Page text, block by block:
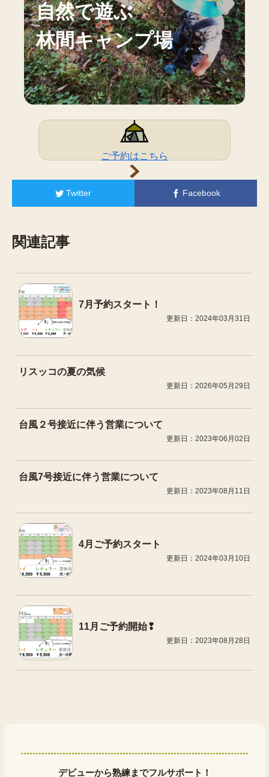
自然で遊ぶ
林間キャンプ場
ご予約はこちら
Twitter Facebook
関連記事
7月予約スタート！
更新日：2024年03月31日
リスッコの夏の気候
更新日：2026年05月29日
台風２号接近に伴う営業について
更新日：2023年06月02日
台風7号接近に伴う営業について
更新日：2023年08月11日
4月ご予約スタート
更新日：2024年03月10日
11月ご予約開始❢
更新日：2023年08月28日
デビューから熟練までフルサポート！